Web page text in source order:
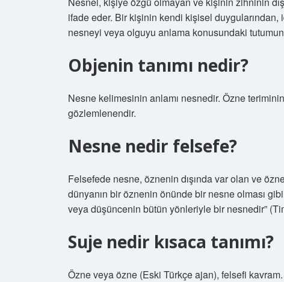
ifade eder. Bir kişinin kendi kişisel duygularından,
nesneyi veya olguyu anlama konusundaki
Objenin tanımı nedir?
Nesne kelimesinin anlamı nesnedir. Özne
gözlemlenendir.
Nesne nedir felsefe?
Felsefede nesne, öznenin dışında var olan ve
dünyanın bir öznenin önünde bir nesne olması
veya düşüncenin bütün yönleriyle bir nesnedir”
Suje nedir kısaca tanımı?
Özne veya özne (Eski Türkçe ajan), felsefi